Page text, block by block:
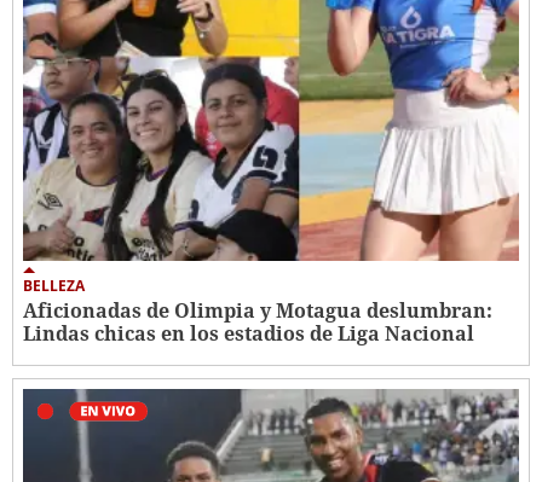
BELLEZA
Aficionadas de Olimpia y Motagua deslumbran:
Lindas chicas en los estadios de Liga Nacional